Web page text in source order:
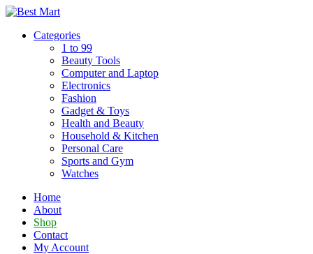
Skip
contentCategories
1 to 99
Beauty Tools
Computer and Laptop
Electronics
Fashion
Gadget & Toys
Health and Beauty
Household & Kitchen
Personal Care
Sports and Gym
Watches
Home
About
Shop
Contact
My Account